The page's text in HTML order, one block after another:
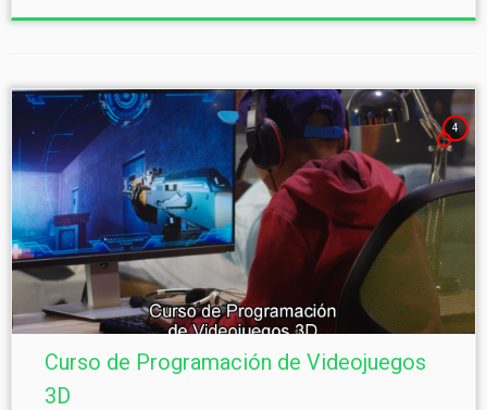
4
Curso de Programación de Videojuegos
3D